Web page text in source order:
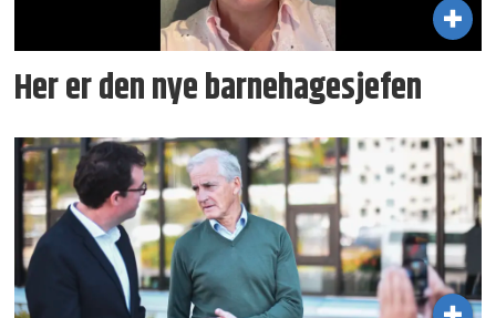
Her er den nye barnehage­sjefen